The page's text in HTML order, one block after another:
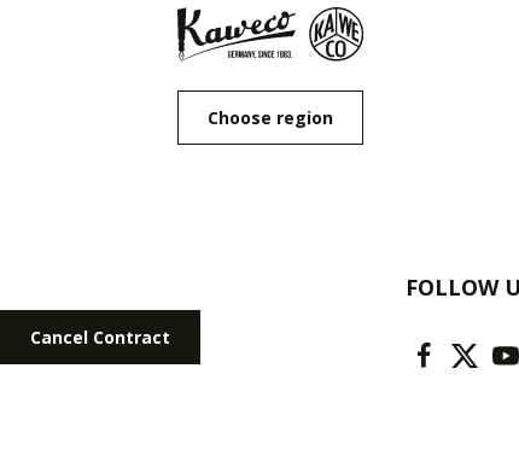
Choose region
Cancel Contract
FOLLOW